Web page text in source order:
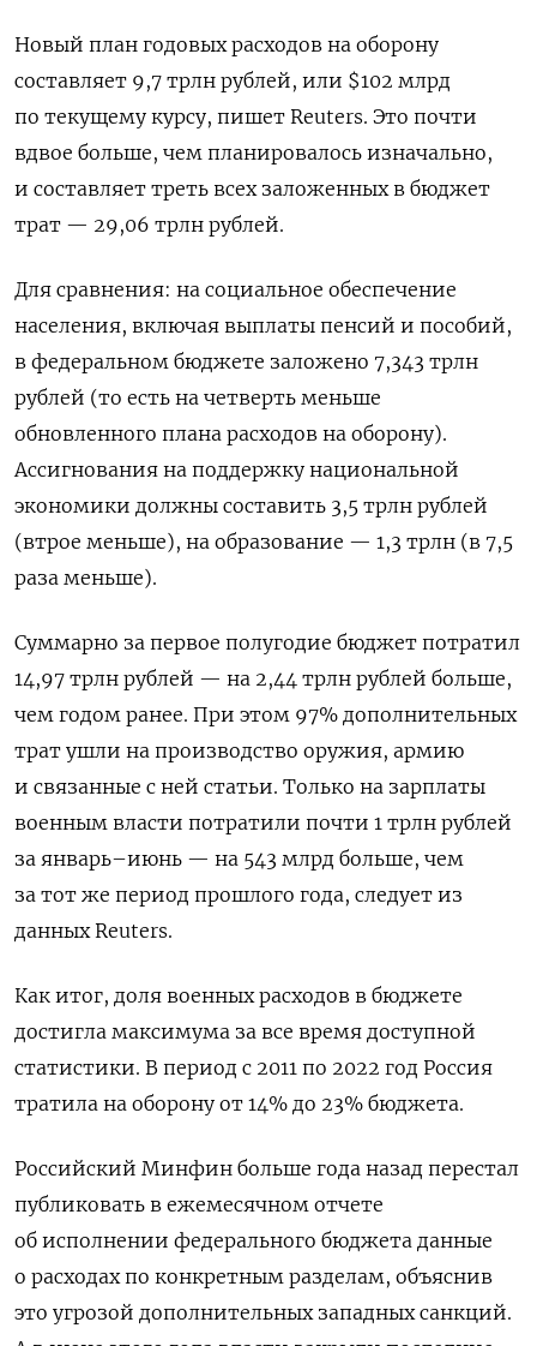
Новый план годовых расходов на оборону
составляет 9,7 трлн рублей, или $102 млрд
по текущему курсу, пишет Reuters. Это почти
вдвое больше, чем планировалось изначально,
и составляет треть всех заложенных в бюджет
трат — 29,06 трлн рублей.
Для сравнения: на социальное обеспечение
населения, включая выплаты пенсий и пособий,
в федеральном бюджете заложено 7,343 трлн
рублей (то есть на четверть меньше
обновленного плана расходов на оборону).
Ассигнования на поддержку национальной
экономики должны составить 3,5 трлн рублей
(втрое меньше), на образование — 1,3 трлн (в 7,5
раза меньше).
Суммарно за первое полугодие бюджет потратил
14,97 трлн рублей — на 2,44 трлн рублей больше,
чем годом ранее. При этом 97% дополнительных
трат ушли на производство оружия, армию
и связанные с ней статьи. Только на зарплаты
военным власти потратили почти 1 трлн рублей
за январь–июнь — на 543 млрд больше, чем
за тот же период прошлого года, следует из
данных Reuters.
Как итог, доля военных расходов в бюджете
достигла максимума за все время доступной
статистики. В период с 2011 по 2022 год Россия
тратила на оборону от 14% до 23% бюджета.
Российский Минфин больше года назад перестал
публиковать в ежемесячном отчете
об исполнении федерального бюджета данные
о расходах по конкретным разделам, объяснив
это угрозой дополнительных западных санкций.